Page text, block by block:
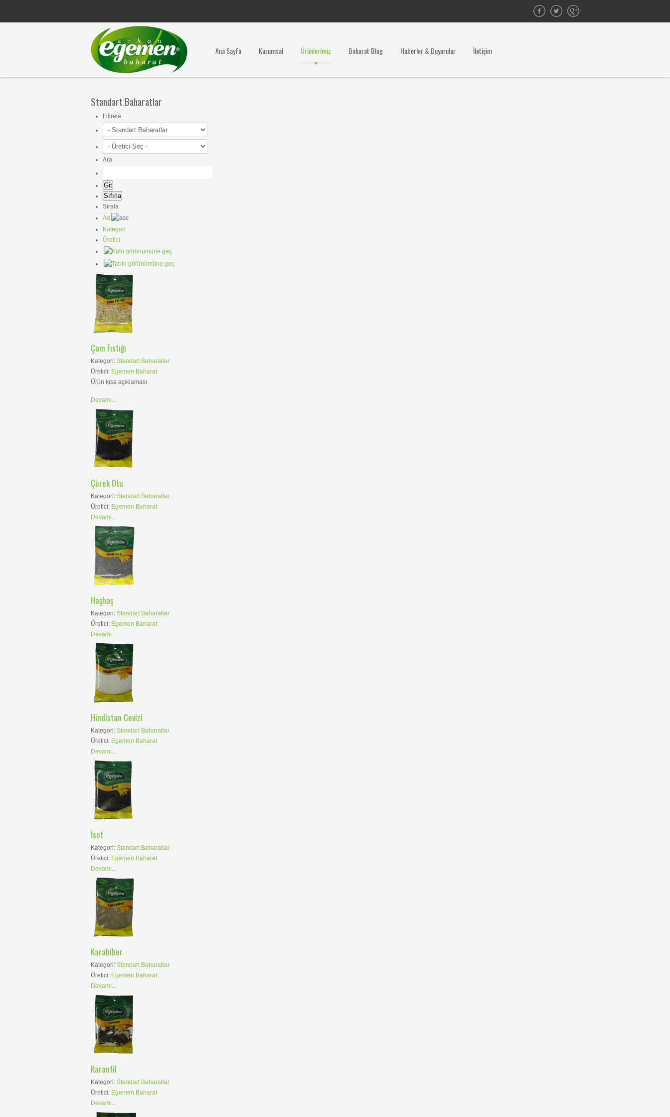
Ana Sayfa Kurumsal Ürünlerimiz Baharat Blog Haberler & Duyurular İletişim
Standart Baharatlar
Filtrele
Ara
Sırala
Ad
Kategori
Üretici
Çam Fıstığı
Kategori: Standart Baharatlar
Üretici: Egemen Baharat
Ürün kısa açıklaması
Devamı...
Çörek Otu
Kategori: Standart Baharatlar
Üretici: Egemen Baharat
Devamı...
Haşhaş
Kategori: Standart Baharatlar
Üretici: Egemen Baharat
Devamı...
Hindistan Cevizi
Kategori: Standart Baharatlar
Üretici: Egemen Baharat
Devamı...
İsot
Kategori: Standart Baharatlar
Üretici: Egemen Baharat
Devamı...
Karabiber
Kategori: Standart Baharatlar
Üretici: Egemen Baharat
Devamı...
Karanfil
Kategori: Standart Baharatlar
Üretici: Egemen Baharat
Devamı...